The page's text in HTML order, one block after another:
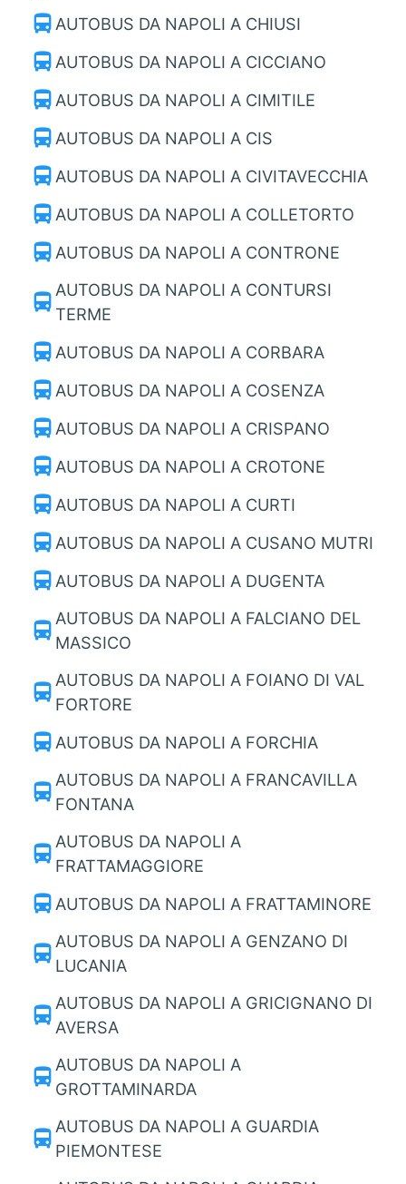
directions_bus AUTOBUS DA NAPOLI A CHIUSI
directions_bus AUTOBUS DA NAPOLI A CICCIANO
directions_bus AUTOBUS DA NAPOLI A CIMITILE
directions_bus AUTOBUS DA NAPOLI A CIS
directions_bus AUTOBUS DA NAPOLI A CIVITAVECCHIA
directions_bus AUTOBUS DA NAPOLI A COLLETORTO
directions_bus AUTOBUS DA NAPOLI A CONTRONE
directions_bus AUTOBUS DA NAPOLI A CONTURSI
TERME
directions_bus AUTOBUS DA NAPOLI A CORBARA
directions_bus AUTOBUS DA NAPOLI A COSENZA
directions_bus AUTOBUS DA NAPOLI A CRISPANO
directions_bus AUTOBUS DA NAPOLI A CROTONE
directions_bus AUTOBUS DA NAPOLI A CURTI
directions_bus AUTOBUS DA NAPOLI A CUSANO MUTRI
directions_bus AUTOBUS DA NAPOLI A DUGENTA
directions_bus AUTOBUS DA NAPOLI A FALCIANO DEL
MASSICO
directions_bus AUTOBUS DA NAPOLI A FOIANO DI VAL
FORTORE
directions_bus AUTOBUS DA NAPOLI A FORCHIA
directions_bus AUTOBUS DA NAPOLI A FRANCAVILLA
FONTANA
directions_bus AUTOBUS DA NAPOLI A
FRATTAMAGGIORE
directions_bus AUTOBUS DA NAPOLI A FRATTAMINORE
directions_bus AUTOBUS DA NAPOLI A GENZANO DI
LUCANIA
directions_bus AUTOBUS DA NAPOLI A GRICIGNANO DI
AVERSA
directions_bus AUTOBUS DA NAPOLI A
GROTTAMINARDA
directions_bus AUTOBUS DA NAPOLI A GUARDIA
PIEMONTESE